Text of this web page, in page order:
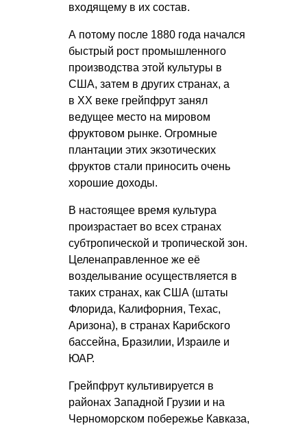
входящему в их состав.
А потому после 1880 года начался
быстрый рост промышленного
производства этой культуры в
США, затем в других странах, а
в XX веке грейпфрут занял
ведущее место на мировом
фруктовом рынке. Огромные
плантации этих экзотических
фруктов стали приносить очень
хорошие доходы.
В настоящее время культура
произрастает во всех странах
субтропической и тропической зон.
Целенаправленное же её
возделывание осуществляется в
таких странах, как США (штаты
Флорида, Калифорния, Техас,
Аризона), в странах Карибского
бассейна, Бразилии, Израиле и
ЮАР.
Грейпфрут культивируется в
районах Западной Грузии и на
Черноморском побережье Кавказа,